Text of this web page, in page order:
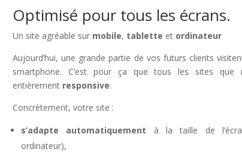
Optimisé pour tous les écrans.
Un site agréable sur mobile, tablette et ordinateur
Aujourd’hui, une grande partie de vos futurs clients
smartphone. C’est pour ça que tous les sites que
entièrement responsive.
Concrètement, votre site :
s’adapte automatiquement à la taille de
ordinateur),